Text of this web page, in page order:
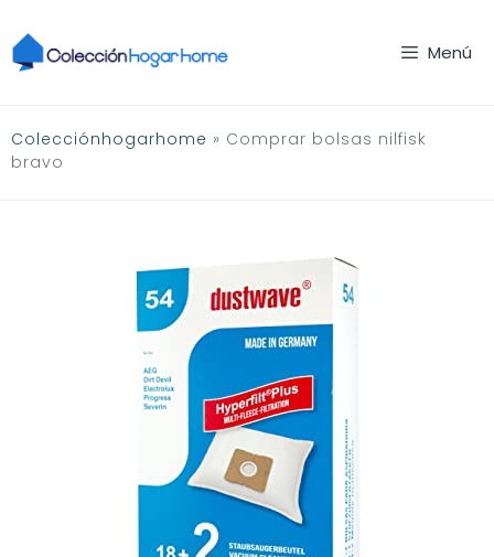
al
contenido
Menú
Colecciónhogarhome » Comprar bolsas nilfisk
bravo